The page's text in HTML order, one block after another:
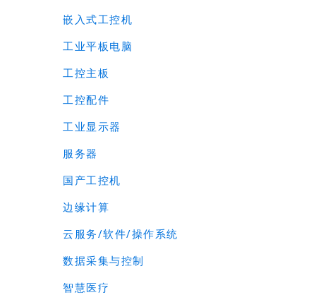
嵌入式工控机
工业平板电脑
工控主板
工控配件
工业显示器
服务器
国产工控机
边缘计算
云服务/软件/操作系统
数据采集与控制
智慧医疗